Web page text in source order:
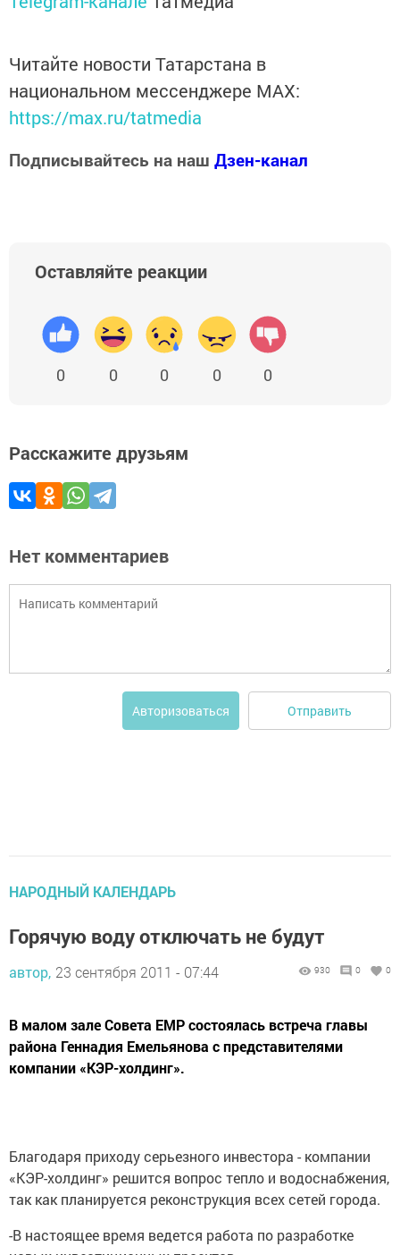
Читайте новости Татарстана в
национальном мессенджере MАХ:
https://max.ru/tatmedia
Подписывайтесь на наш Дзен-канал
Оставляйте реакции
0 0 0 0 0
Расскажите друзьям
Нет комментариев
Авторизоваться Отправить
НАРОДНЫЙ КАЛЕНДАРЬ
Горячую воду отключать не будут
автор, 23 сентября 2011 - 07:44 930 0 0
В малом зале Совета ЕМР состоялась встреча главы
района Геннадия Емельянова с представителями
компании «КЭР-холдинг».
Благодаря приходу серьезного инвестора - компании
«КЭР-холдинг» решится вопрос тепло и водоснабжения,
так как планируется реконструкция всех сетей города.
-В настоящее время ведется работа по разработке